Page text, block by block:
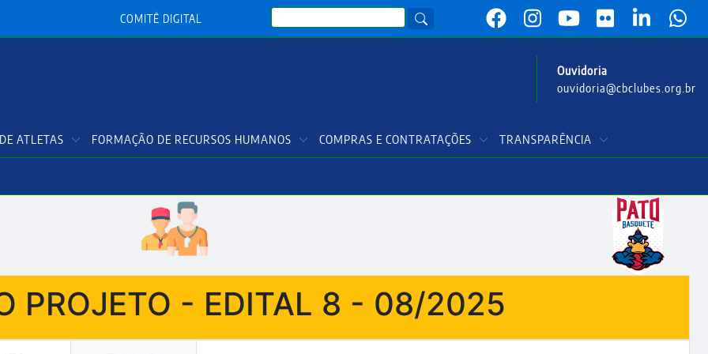
COMITÊ DIGITAL
Search
Ouvidoria
ouvidoria@cbclubes.org.br
ATLETAS FORMAÇÃO DE RECURSOS HUMANOS COMPRAS E CONTRATAÇÕES TRANSPARÊNCIA
PROJETO - EDITAL 8 - 08/2025